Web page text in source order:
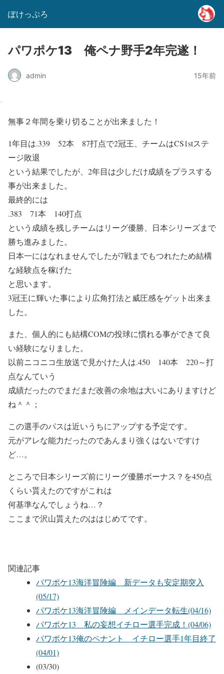
ぽけっぷろ
パワポケ13 俺ペナ野手2年完遂！
admin 15年前
無事２年間を乗り切ることが出来ました！
1年目は.339 52本 87打点で2冠王、チームはCS1stステ
ージ敗退
という結果でしたが、2年目は少しだけ成績をプラスする
事が出来ました。
最終的には
.383 71本 140打点
という成績を残しチームはリーグ優勝、日本シリーズまで
勝ち進みました。
日本一にはなれませんでしたが7戦までもつれたため結構
な経験点を稼げた
と思います。
3冠王に輝いた事により広角打法と威圧感をゲット出来ま
した。
また、個人的にも結構COMの投球に慣れる事ができて良
い経験になりました。
以前ニコニコ生放送で見かけた人は.450 140本 220～打
点なんていう
成績だったのでまだまだ改善の余地は大いにありますけど
ね＾＾；
この選手のパスは近いうちにアップする予定です。
元がアレな能力だったのであんまり強くはないですけ
ど…。
ところで日本シリーズ前にリーグ優勝ボーナス？を450点
くらい貰えたのですがこれは
何基準なんでしょうね…？
ここまで沢山貰えたのははじめてです。
関連記事
パワポケ13海洋冒険編 新データも安定期突入
(05/17)
パワポケ13海洋冒険編 メインデータ転生(04/16)
パワポケ13 私の妄想イチロー選手完成！(04/06)
パワポケ13俺のペナント イチロー選手1年目終了
(04/01)
(03/30)